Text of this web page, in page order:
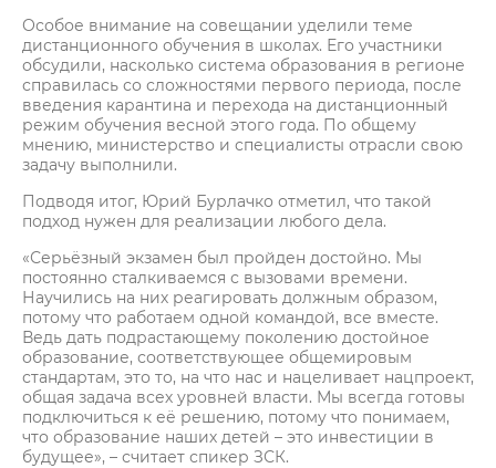
Особое внимание на совещании уделили теме
дистанционного обучения в школах. Его участники
обсудили, насколько система образования в регионе
справилась со сложностями первого периода, после
введения карантина и перехода на дистанционный
режим обучения весной этого года. По общему
мнению, министерство и специалисты отрасли свою
задачу выполнили.
Подводя итог, Юрий Бурлачко отметил, что такой
подход нужен для реализации любого дела.
«Серьёзный экзамен был пройден достойно. Мы
постоянно сталкиваемся с вызовами времени.
Научились на них реагировать должным образом,
потому что работаем одной командой, все вместе.
Ведь дать подрастающему поколению достойное
образование, соответствующее общемировым
стандартам, это то, на что нас и нацеливает нацпроект,
общая задача всех уровней власти. Мы всегда готовы
подключиться к её решению, потому что понимаем,
что образование наших детей – это инвестиции в
будущее», – считает спикер ЗСК.